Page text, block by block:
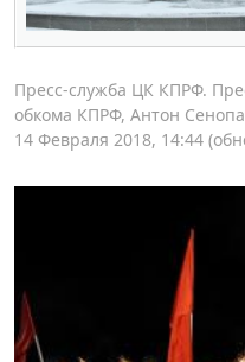
Пресс-служба ЦК КПРФ.
обкома КПРФ, Антон
14 Февраля 2018, 14:44